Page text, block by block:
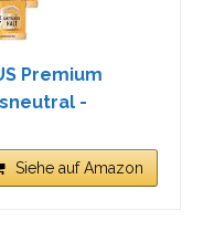
Premium
-
Siehe auf Amazon